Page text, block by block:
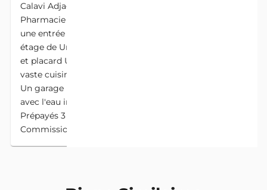
Calavi Adjagbo dans la ruelle en face de la
Pharmacie Fifamè à 30m du goudron Inter Etat,
une entrée personnelle staffée très moderne au 1er
étage de Une véranda 02 chambres avec salle d'eau
et placard Un salon très vaste Une arrière cour Une
vaste cuisine Une cour pavée 2 couloirs de passages
Un garage pour véhicule Loyer mensuel 105.000f
avec l'eau inclu Conditions Avances 3 mois
Prépayés 3 mois Caution Eau Électricité 50.000f
Commission immobilière 1 mois Visite payante